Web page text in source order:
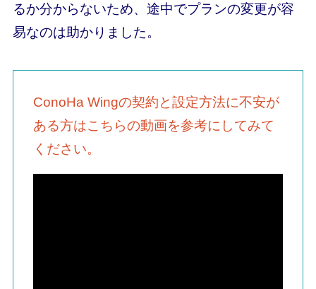
るか分からないため、途中でプランの変更が容
易なのは助かりました。
ConoHa Wingの契約と設定方法に不安が
ある方はこちらの動画を参考にしてみて
ください。